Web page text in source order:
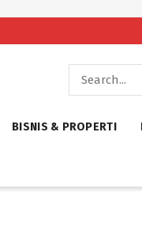
BISNIS & PROPERTI